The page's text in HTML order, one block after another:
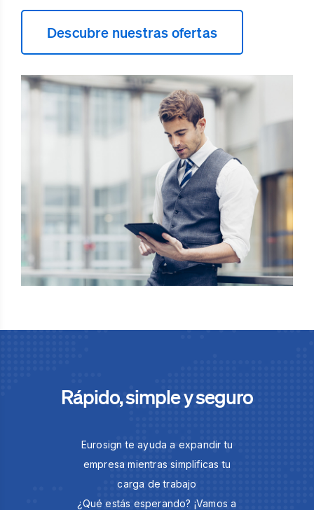
Descubre nuestras ofertas
Rápido, simple y seguro
Eurosign te ayuda a expandir tu
empresa mientras simplificas tu
carga de trabajo
¿Qué estás esperando? ¡Vamos a